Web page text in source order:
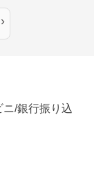
›
/銀行振り込